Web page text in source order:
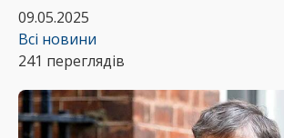
09.05.2025
Всі новини
241 переглядів